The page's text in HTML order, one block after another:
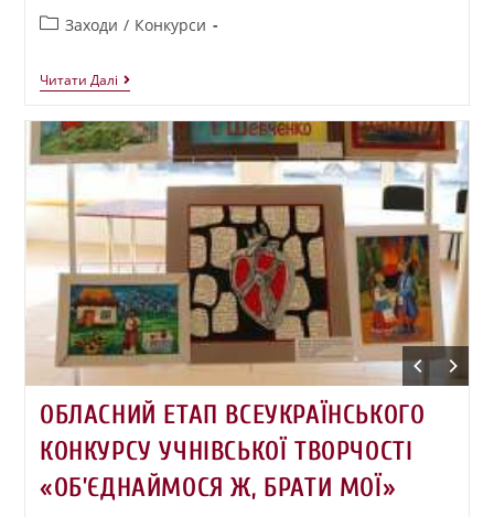
Заходи / Конкурси
Читати Далі
ОБЛАСНИЙ ЕТАП ВСЕУКРАЇНСЬКОГО
КОНКУРСУ УЧНІВСЬКОЇ ТВОРЧОСТІ
«ОБ’ЄДНАЙМОСЯ Ж, БРАТИ МОЇ»